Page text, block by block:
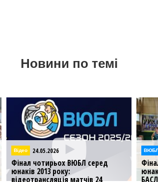
Новини по темі
24
ВЮБЛ – Юнаки
Фінал чотирьох ВЮБЛ серед
юнаків 2013 року: ОСДЮСШОР-
БАСЛ переміг вдруге